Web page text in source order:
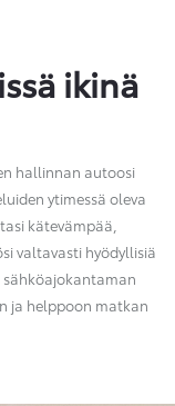
ikinä
hallinnan autoosi
ytimessä oleva
kätevämpää,
valtavasti hyödyllisiä
ja helppoon matkan